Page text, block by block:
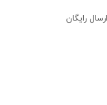
رایگان